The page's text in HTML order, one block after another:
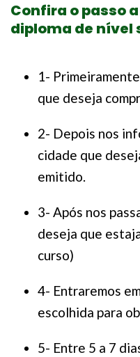
Confira o passo
diploma de nível
1-
que deseja
2- Depois nos
cidade que
emitido.
3- Após nos
deseja que
curso)
4- Entraremos
escolhida para
5- Entre 5 a 7